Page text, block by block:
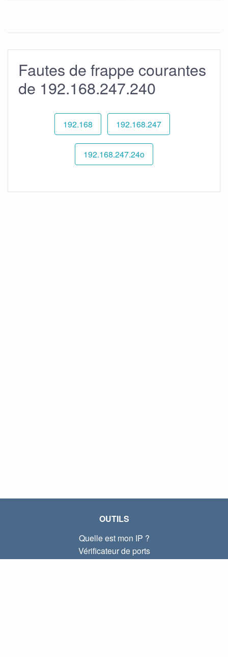
Fautes de frappe courantes
de 192.168.247.240
192.168 192.168.247
192.168.247.24o
OUTILS
Quelle est mon IP ?
Vérificateur de ports